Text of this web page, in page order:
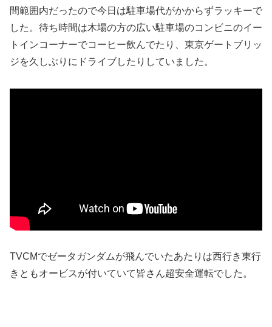
間範囲内だったので今日は駐車場代がかからずラッキーで
した。待ち時間は木場の方の広い駐車場のコンビニのイー
トインコーナーでコーヒー飲んでたり、東京ゲートブリッ
ジを久しぶりにドライブしたりしていました。
TVCMでゼータガンダムが飛んでいたあたりは西行き東行
きともオービスが付いていて皆さん超安全運転でした。